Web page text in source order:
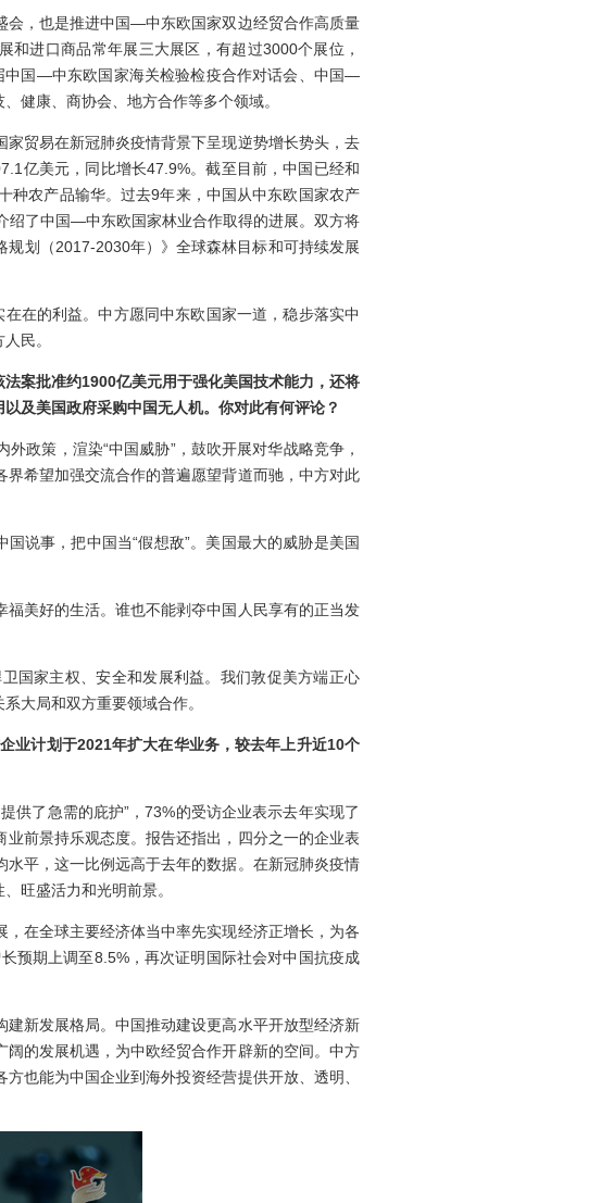
，也是推进中国—中东欧国家双边经贸合作高质量
和进口商品常年展三大展区，有超过3000个展位，
中国—中东欧国家海关检验检疫合作对话会、中国—
健康、商协会、地方合作等多个领域。
贸易在新冠肺炎疫情背景下呈现逆势增长势头，去
亿美元，同比增长47.9%。截至目前，中国已经和
种农产品输华。过去9年来，中国从中东欧国家农产
绍了中国—中东欧国家林业合作取得的进展。双方将
划（2017-2030年）》全球森林目标和可持续发展
的利益。中方愿同中东欧国家一道，稳步落实中
民。
法案批准约1900亿美元用于强化美国技术能力，还将
以及美国政府采购中国无人机。你对此有何评论？
策，渲染“中国威胁”，鼓吹开展对华战略竞争，
希望加强交流合作的普遍愿望背道而驰，中方对此
说事，把中国当“假想敌”。美国最大的威胁是美国
美好的生活。谁也不能剥夺中国人民享有的正当发
家主权、安全和发展利益。我们敦促美方端正心
大局和双方重要领域合作。
业计划于2021年扩大在华业务，较去年上升近10个
了急需的庇护”，73%的受访企业表示去年实现了
前景持乐观态度。报告还指出，四分之一的企业表
平，这一比例远高于去年的数据。在新冠肺炎疫情
旺盛活力和光明前景。
在全球主要经济体当中率先实现经济正增长，为各
预期上调至8.5%，再次证明国际社会对中国抗疫成
新发展格局。中国推动建设更高水平开放型经济新
的发展机遇，为中欧经贸合作开辟新的空间。中方
也能为中国企业到海外投资经营提供开放、透明、